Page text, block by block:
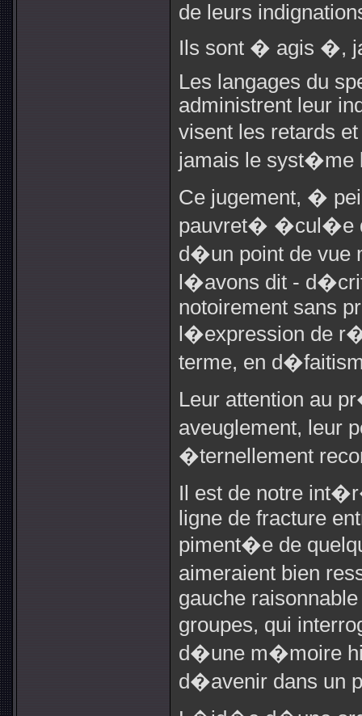
de leurs
Ils sont � agis �,
Les langages du
administrent leur
visent les retards
jamais le
Ce jugement, �
pauvret� �cul�e
d�un point de vue
l�avons dit -
notoirement sans
l�expression de
terme, en
Leur attention au
aveuglement, leur
�ternellement
Il est de notre
ligne de fracture
piment�e de
aimeraient bien
gauche
groupes, qui
d�une m�moire
d�avenir dans un